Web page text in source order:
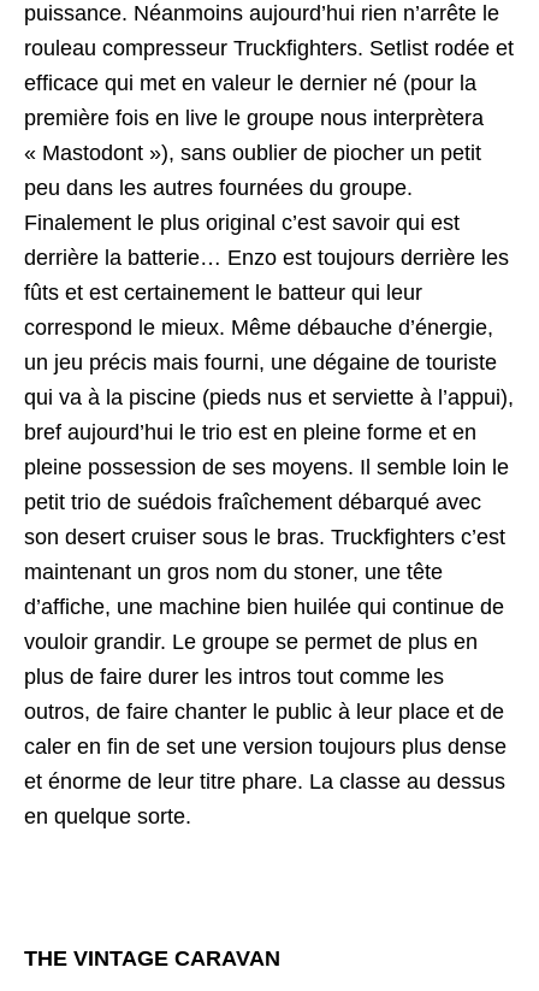
puissance. Néanmoins aujourd’hui rien n’arrête le
rouleau compresseur Truckfighters. Setlist rodée et
efficace qui met en valeur le dernier né (pour la
première fois en live le groupe nous interprètera
« Mastodont »), sans oublier de piocher un petit
peu dans les autres fournées du groupe.
Finalement le plus original c’est savoir qui est
derrière la batterie… Enzo est toujours derrière les
fûts et est certainement le batteur qui leur
correspond le mieux. Même débauche d’énergie,
un jeu précis mais fourni, une dégaine de touriste
qui va à la piscine (pieds nus et serviette à l’appui),
bref aujourd’hui le trio est en pleine forme et en
pleine possession de ses moyens. Il semble loin le
petit trio de suédois fraîchement débarqué avec
son desert cruiser sous le bras. Truckfighters c’est
maintenant un gros nom du stoner, une tête
d’affiche, une machine bien huilée qui continue de
vouloir grandir. Le groupe se permet de plus en
plus de faire durer les intros tout comme les
outros, de faire chanter le public à leur place et de
caler en fin de set une version toujours plus dense
et énorme de leur titre phare. La classe au dessus
en quelque sorte.
THE VINTAGE CARAVAN